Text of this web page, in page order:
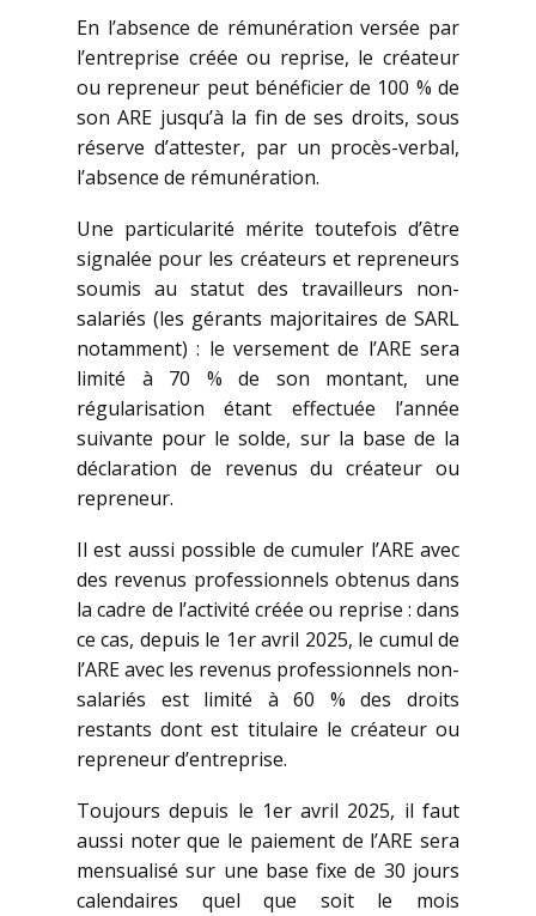
En l’absence de rémunération versée par
l’entreprise créée ou reprise, le créateur
ou repreneur peut bénéficier de 100 % de
son ARE jusqu’à la fin de ses droits, sous
réserve d’attester, par un procès-verbal,
l’absence de rémunération.
Une particularité mérite toutefois d’être
signalée pour les créateurs et repreneurs
soumis au statut des travailleurs non-
salariés (les gérants majoritaires de SARL
notamment) : le versement de l’ARE sera
limité à 70 % de son montant, une
régularisation étant effectuée l’année
suivante pour le solde, sur la base de la
déclaration de revenus du créateur ou
repreneur.
Il est aussi possible de cumuler l’ARE avec
des revenus professionnels obtenus dans
la cadre de l’activité créée ou reprise : dans
ce cas, depuis le 1er avril 2025, le cumul de
l’ARE avec les revenus professionnels non-
salariés est limité à 60 % des droits
restants dont est titulaire le créateur ou
repreneur d’entreprise.
Toujours depuis le 1er avril 2025, il faut
aussi noter que le paiement de l’ARE sera
mensualisé sur une base fixe de 30 jours
calendaires quel que soit le mois